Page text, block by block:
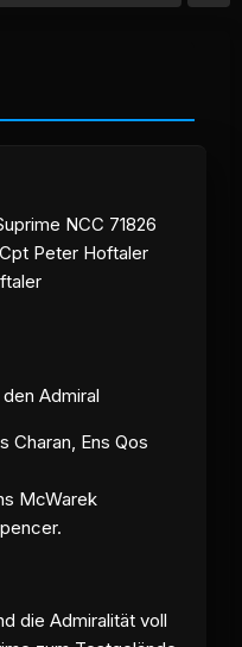
NCC 71826
Peter Hoftaler
Admiral
Charan, Ens Qos
McWarek
die Admiralität voll